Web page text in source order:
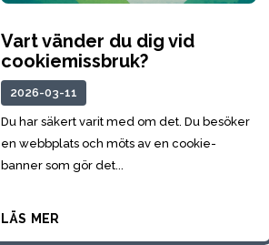
Vart vänder du dig vid
cookiemissbruk?
2026-03-11
Du har säkert varit med om det. Du besöker
en webbplats och möts av en cookie-
banner som gör det...
läs mer